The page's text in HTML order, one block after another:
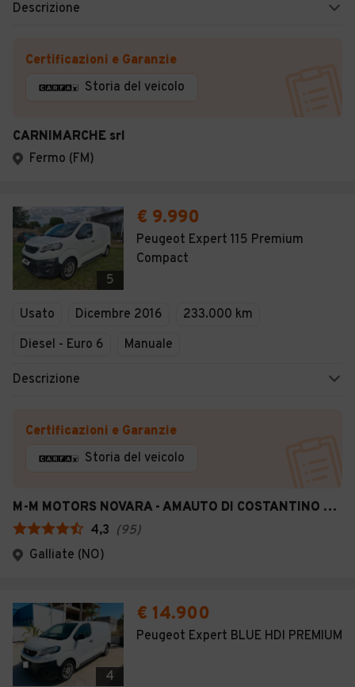
Descrizione
Certificazioni e Garanzie
Storia del veicolo
CARNIMARCHE srl
Fermo (FM)
5
€ 9.990
Peugeot Expert 115 Premium
Compact
Usato Dicembre 2016
233.000 km
Diesel - Euro 6
Manuale
Descrizione
Certificazioni e Garanzie
Storia del veicolo
M-M MOTORS NOVARA - AMAUTO DI COSTANTINO DANIEL
4,3 (95)
Galliate (NO)
4
€ 14.900
Peugeot Expert BLUE HDI PREMIUM